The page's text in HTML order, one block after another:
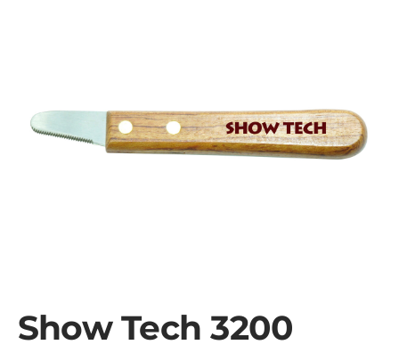
Show Tech 3200